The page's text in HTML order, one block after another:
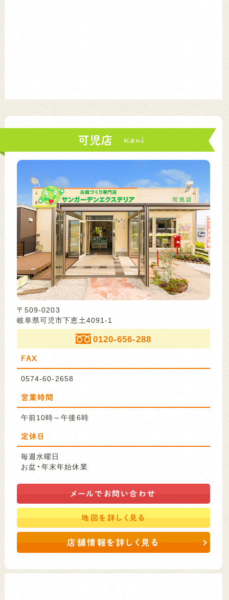
可児店
〒509-0203
岐阜県可児市下恵土4091-1
0120-656-288
FAX
0574-60-2658
営業時間
午前10時～午後6時
定休日
毎週水曜日
お盆・年末年始休業
メールで お問い合わせ
地図を詳しく見る
店舗情報を詳しく見る